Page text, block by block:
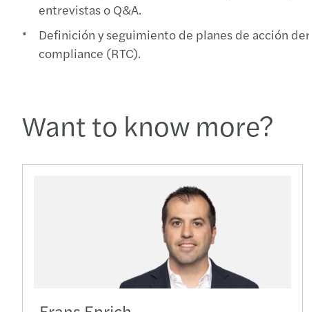
entrevistas o Q&A.
Definición y seguimiento de planes de acción
compliance (RTC).
Want to know more?